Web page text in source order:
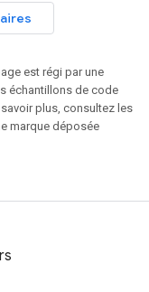
est régi par une
échantillons de code
savoir plus, consultez les
marque déposée